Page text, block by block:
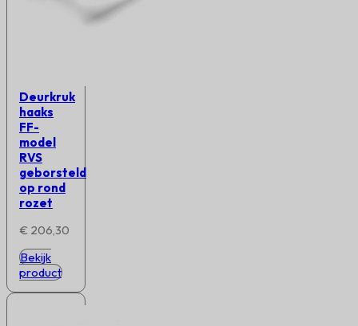
Deurkruk
haaks
FF-
model
RVS
geborsteld
op rond
rozet
€ 206,30
Bekijk
product